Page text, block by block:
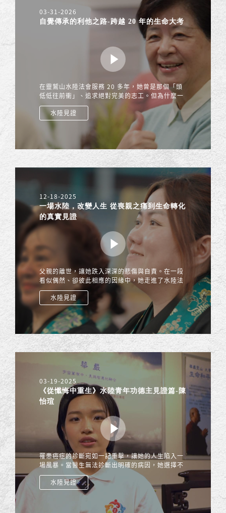
03-31-2026
自覺傳承的利他之路-跨越 20 年的生命大考
在靈鷲山水陸法會服務 20 多年，她曾是那個「頭
低低往前衝」、追求絕對完美的志工。但為什麼一
場在眾人面前的崩潰大哭，卻成了她修行路上最重
要的一場「不及格考題」？
水陸見證
12-18-2025
一場水陸，改變人生 從喪親之痛到生命轉化
的真實見證
父親的離世，讓她跌入深深的悲傷與自責。在一段
看似偶然、卻彼此相應的因緣中，她走進了水陸法
會。這不是一個關於神蹟的故事，而是一段從失
去、困惑，到慢慢找回內在力量的真實歷程。
水陸見證
03-19-2025
《從懺悔中重生》水陸青年功德主見證篇-陳
怡瑄
罹患癌症的診斷宛如一記重擊，讓她的人生陷入一
場風暴。當醫生無法診斷出明確的病因，她選擇不
將其視為單純的病理現象，而是深刻體悟到是過去
累世因果，業報成熟的示現，升起深刻的懺悔心，
勇敢面對所有的考驗
水陸見證